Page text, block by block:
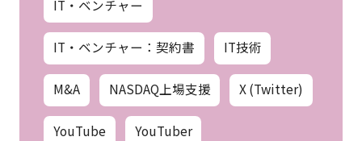
IT・ベンチャー
IT・ベンチャー：契約書 IT技術
M&A NASDAQ上場支援 X (Twitter)
YouTube YouTuber